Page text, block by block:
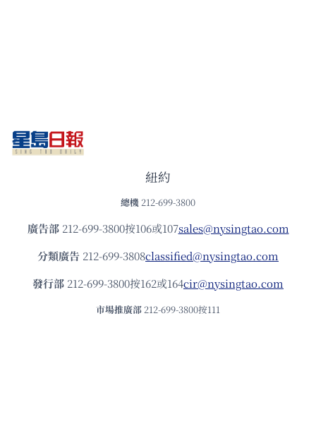
紐約
總機 212-699-3800
廣告部212-699-3800按106或107sales@nysingtao.com
分類廣告 212-699-3808classified@nysingtao.com
發⾏部 212-699-3800按162或164cir@nysingtao.com
市場推廣部 212-699-3800按111